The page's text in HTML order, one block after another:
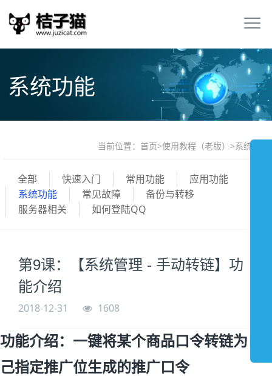
系统功能
当前位置： 首页>使用教程（老版） >系统功能
全部 快速入门 常用功能
应用功能
系统功能
常见故障
备份与转移
服务器相关
如何登陆QQ
第9课：【系统管理 - 手动转链】功
能介绍
2018-12-31 1608
功能介绍：一键将某个商品口令转链为自
己指定推广位生成的推广口令